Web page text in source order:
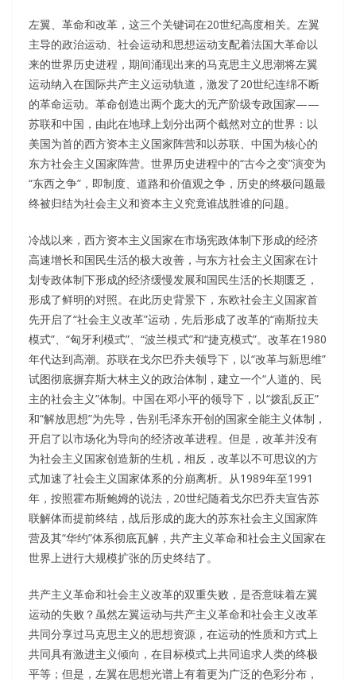
左翼、革命和改革，这三个关键词在20世纪高度相关。左翼
主导的政治运动、社会运动和思想运动支配着法国大革命以
来的世界历史进程，期间涌现出来的马克思主义思潮将左翼
运动纳入在国际共产主义运动轨道，激发了20世纪连绵不断
的革命运动。革命创造出两个庞大的无产阶级专政国家——
苏联和中国，由此在地球上划分出两个截然对立的世界：以
美国为首的西方资本主义国家阵营和以苏联、中国为核心的
东方社会主义国家阵营。世界历史进程中的“古今之变”演变为
“东西之争”，即制度、道路和价值观之争，历史的终极问题最
终被归结为社会主义和资本主义究竟谁战胜谁的问题。
冷战以来，西方资本主义国家在市场宪政体制下形成的经济
高速增长和国民生活的极大改善，与东方社会主义国家在计
划专政体制下形成的经济缓慢发展和国民生活的长期匮乏，
形成了鲜明的对照。在此历史背景下，东欧社会主义国家首
先开启了“社会主义改革”运动，先后形成了改革的“南斯拉夫
模式”、“匈牙利模式”、“波兰模式”和“捷克模式”。改革在1980
年代达到高潮。苏联在戈尔巴乔夫领导下，以“改革与新思维”
试图彻底摒弃斯大林主义的政治体制，建立一个“人道的、民
主的社会主义”体制。中国在邓小平的领导下，以“拨乱反正”
和“解放思想”为先导，告别毛泽东开创的国家全能主义体制，
开启了以市场化为导向的经济改革进程。但是，改革并没有
为社会主义国家创造新的生机，相反，改革以不可思议的方
式加速了社会主义国家体系的分崩离析。从1989年至1991
年，按照霍布斯鲍姆的说法，20世纪随着戈尔巴乔夫宣告苏
联解体而提前终结，战后形成的庞大的苏东社会主义国家阵
营及其“华约”体系彻底瓦解，共产主义革命和社会主义国家在
世界上进行大规模扩张的历史终结了。
共产主义革命和社会主义改革的双重失败，是否意味着左翼
运动的失败？虽然左翼运动与共产主义革命和社会主义改革
共同分享过马克思主义的思想资源，在运动的性质和方式上
共同具有激进主义倾向，在目标模式上共同追求人类的终极
平等；但是，左翼在思想光谱上有着更为广泛的色彩分布，